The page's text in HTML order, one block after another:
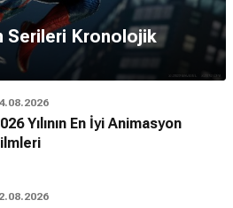
Serileri Kronolojik
Yılının En İyi Animasyon